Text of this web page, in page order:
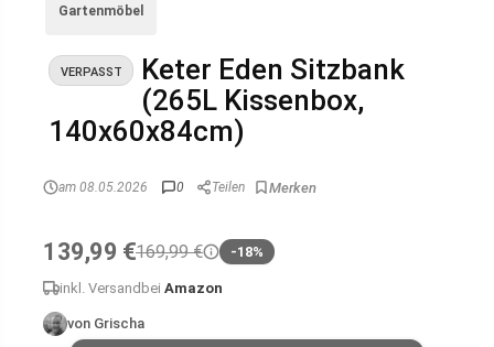
Gartenmöbel
VERPASST
Keter Eden Sitzbank
(265L Kissenbox,
140x60x84cm)
am 08.05.2026 0 Teilen
139,99 €169,99 € -18%
inkl. Versand bei Amazon
von Grischa